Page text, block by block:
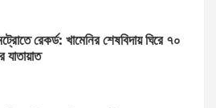
রেকর্ড: খামেনির শেষবিদায় ঘিরে ৭০
যাতায়াত